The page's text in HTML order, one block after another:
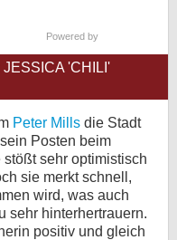
Powered by
'CHILI'
Peter Mills die Stadt
Posten beim
sehr optimistisch
sie merkt schnell,
wird, was auch
sehr hinterhertrauern.
positiv und gleich
Einstellungen